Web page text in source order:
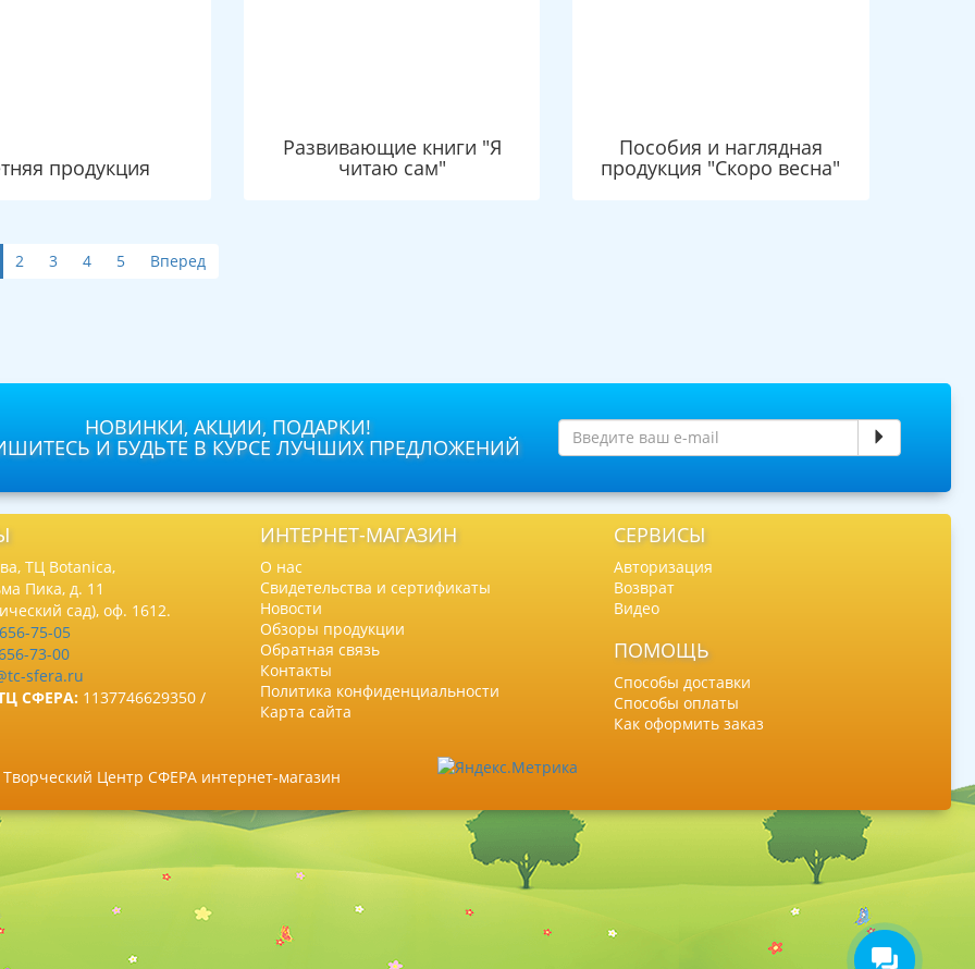
продукция
Развивающие книги "Я
читаю сам"
Пособия и наглядная
продукция "Скоро весна"
2 3 4 5 Вперед
НОВИНКИ, АКЦИИ, ПОДАРКИ!
И БУДЬТЕ В КУРСЕ ЛУЧШИХ ПРЕДЛОЖЕНИЙ
ТЦ Botanica,
Пика, д. 11
сад), оф. 1612.
75-05
73-00
sfera.ru
СФЕРА: 1137746629350 /
ИНТЕРНЕТ-МАГАЗИН
О нас
Свидетельства и сертификаты
Новости
Обзоры продукции
Обратная связь
Контакты
Политика конфиденциальности
Карта сайта
СЕРВИСЫ
Авторизация
Возврат
Видео
ПОМОЩЬ
Способы доставки
Способы оплаты
Как оформить заказ
Центр СФЕРА интернет-магазин